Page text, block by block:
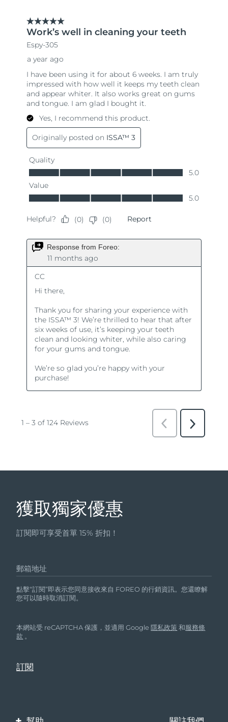
獲取獨家優惠
訂閱即可享受首單 15% 折扣！
郵箱地址
點擊“訂閱”即表示您同意接收來自 FOREO 的行銷資訊。您還瞭解
您可以隨時取消訂閱。
本網站受 reCAPTCHA 保護，並適用 Google隱私政策 和服務條
款 。